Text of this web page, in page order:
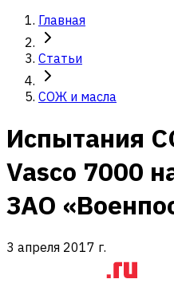
Главная
Статьи
СОЖ и масла
Испытания
Vasco 7000
ЗАО
3 апреля 2017 г.